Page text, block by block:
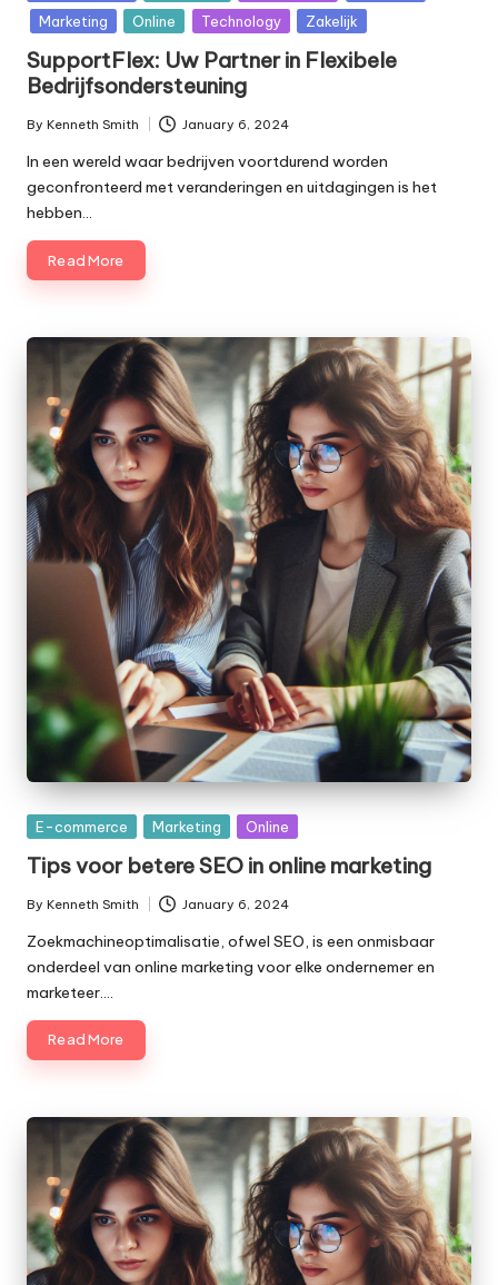
inMarketing
Online Technology Zakelijk
SupportFlex: Uw Partner in Flexibele
Bedrijfsondersteuning
Posted
by
By Kenneth Smith January 6, 2024
In een wereld waar bedrijven voortdurend worden
geconfronteerd met veranderingen en uitdagingen is het
hebben…
Read More
Posted
E-commerce Marketing Online
Tips voor betere SEO in online marketing
Posted
by
By Kenneth Smith January 6, 2024
Zoekmachineoptimalisatie, ofwel SEO, is een onmisbaar
onderdeel van online marketing voor elke ondernemer en
marketeer.…
Read More